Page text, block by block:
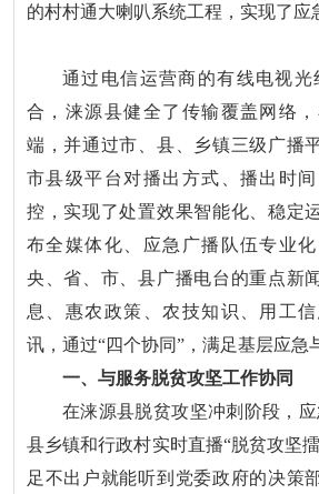
的村村通大喇叭系统工程，实现了应
通过电信运营商的有线电视光
合，涞源县健全了传输覆盖网络
端，并通过市、县、乡镇三级广播
市县级平台对播出方式、播出时
控，实现了处置效果智能化、稳定
布全媒体化、应急广播队伍专业
央、省、市、县广播电台的重点新
息、惠农政策、农技知识、用工
讯，通过“四个协同”，满足基层应急
一、与服务脱贫攻坚工作协同
在涞源县脱贫攻坚冲刺阶段，
县乡镇和行政村实时直播“脱贫攻坚
足不出户就能听到党委政府的决策